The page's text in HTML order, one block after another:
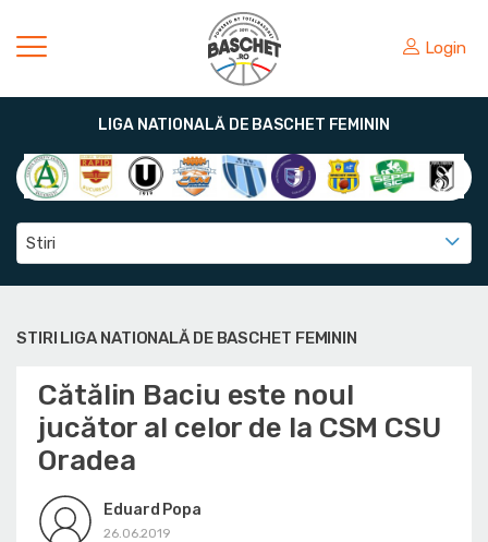
Login
LIGA NATIONALĂ DE BASCHET FEMININ
Stiri
STIRI LIGA NATIONALĂ DE BASCHET FEMININ
Cătălin Baciu este noul
jucător al celor de la CSM CSU
Oradea
Eduard Popa
26.06.2019